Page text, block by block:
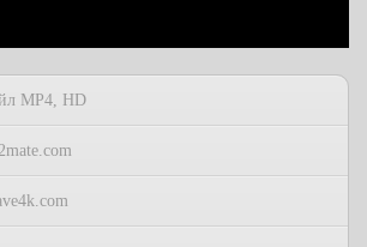
MP4, HD